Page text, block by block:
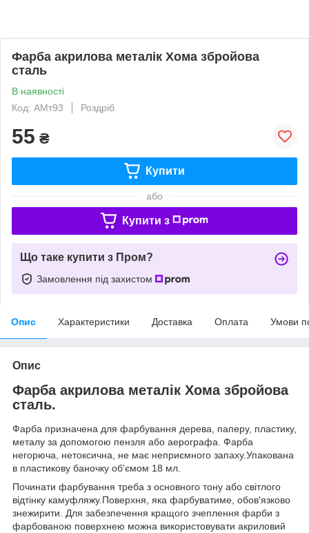
Фарба акрилова металік Хома збройова
сталь
В наявності
Код: АМт93
Роздріб
55 ₴
Купити
або
Купити з
Що таке купити з Пром?
Замовлення під захистом
Опис Характеристики Доставка Оплата Умови
Опис
Фарба акрилова металік Хома збройова
сталь.
Фарба призначена для фарбування дерева, паперу, пластику,
металу за допомогою пензля або аерографа. Фарба
негорюча, нетоксична, не має неприємного запаху.Упакована
в пластикову баночку об'ємом 18 мл.
Починати фарбування треба з основного тону або світлого
відтінку камуфляжу.Поверхня, яка фарбуватиме, обов'язково
знежирити. Для забезпечення кращого зчеплення фарби з
фарбованою поверхнею можна використовувати акриловий